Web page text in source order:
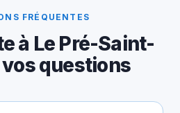
FRÉQUENTES
à Le Pré-Saint-
questions